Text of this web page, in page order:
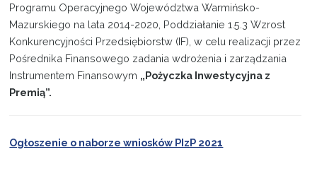
Programu Operacyjnego Województwa Warmińsko-
Mazurskiego na lata 2014-2020, Poddziałanie 1.5.3 Wzrost
Konkurencyjności Przedsiębiorstw (IF), w celu realizacji przez
Pośrednika Finansowego zadania wdrożenia i zarządzania
Instrumentem Finansowym „Pożyczka Inwestycyjna z
Premią”.
Ogłoszenie o naborze wniosków PIzP 2021